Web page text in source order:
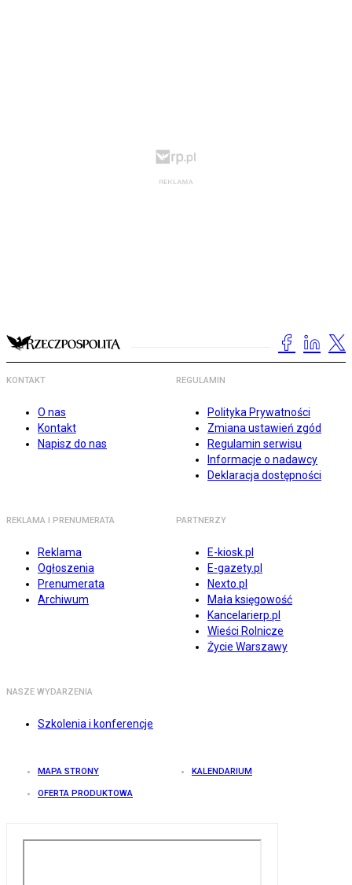
KONTAKT
O nas
Kontakt
Napisz do nas
REGULAMIN
Polityka Prywatności
Zmiana ustawień zgód
Regulamin serwisu
Informacje o nadawcy
Deklaracja dostępności
REKLAMA I PRENUMERATA
Reklama
Ogłoszenia
Prenumerata
Archiwum
PARTNERZY
E-kiosk.pl
E-gazety.pl
Nexto.pl
Mała księgowość
Kancelarierp.pl
Wieści Rolnicze
Życie Warszawy
NASZE WYDARZENIA
Szkolenia i konferencje
MAPA STRONY KALENDARIUM
OFERTA PRODUKTOWA